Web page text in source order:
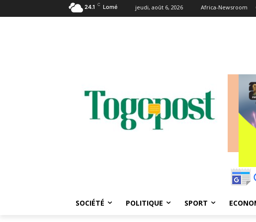
24.1 C Lomé jeudi, août 6, 2026 Africa-Newsroom
SOCIÉTÉ POLITIQUE SPORT